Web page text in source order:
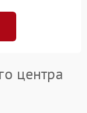
центра